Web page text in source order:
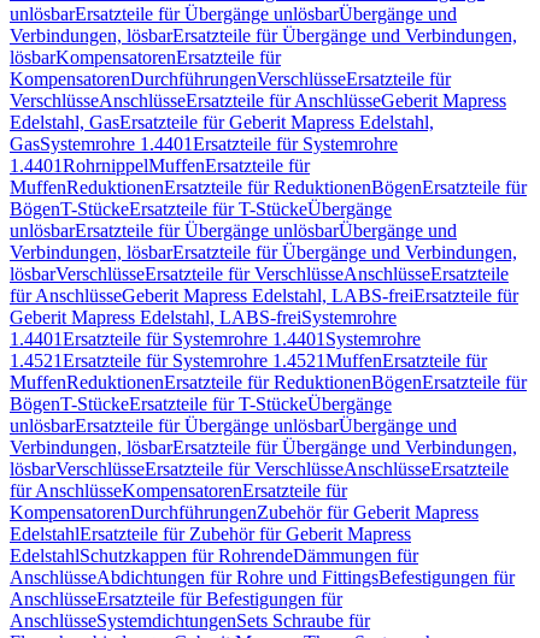
unlösbarErsatzteile für Übergänge unlösbarÜbergänge und
Verbindungen, lösbarErsatzteile für Übergänge und Verbindungen,
lösbarKompensatorenErsatzteile für
KompensatorenDurchführungenVerschlüsseErsatzteile für
VerschlüsseAnschlüsseErsatzteile für AnschlüsseGeberit Mapress
Edelstahl, GasErsatzteile für Geberit Mapress Edelstahl,
GasSystemrohre 1.4401Ersatzteile für Systemrohre
1.4401RohrnippelMuffenErsatzteile für
MuffenReduktionenErsatzteile für ReduktionenBögenErsatzteile für
BögenT-StückeErsatzteile für T-StückeÜbergänge
unlösbarErsatzteile für Übergänge unlösbarÜbergänge und
Verbindungen, lösbarErsatzteile für Übergänge und Verbindungen,
lösbarVerschlüsseErsatzteile für VerschlüsseAnschlüsseErsatzteile
für AnschlüsseGeberit Mapress Edelstahl, LABS-freiErsatzteile für
Geberit Mapress Edelstahl, LABS-freiSystemrohre
1.4401Ersatzteile für Systemrohre 1.4401 Systemrohre
1.4521Ersatzteile für Systemrohre 1.4521MuffenErsatzteile für
MuffenReduktionenErsatzteile für ReduktionenBögenErsatzteile für
BögenT-StückeErsatzteile für T-StückeÜbergänge
unlösbarErsatzteile für Übergänge unlösbarÜbergänge und
Verbindungen, lösbarErsatzteile für Übergänge und Verbindungen,
lösbarVerschlüsseErsatzteile für VerschlüsseAnschlüsseErsatzteile
für AnschlüsseKompensatorenErsatzteile für
KompensatorenDurchführungenZubehör für Geberit Mapress
EdelstahlErsatzteile für Zubehör für Geberit Mapress
EdelstahlSchutzkappen für RohrendeDämmungen für
AnschlüsseAbdichtungen für Rohre und FittingsBefestigungen für
AnschlüsseErsatzteile für Befestigungen für
AnschlüsseSystemdichtungenSets Schraube für